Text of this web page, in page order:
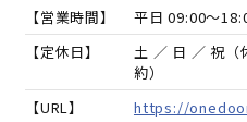
【営業時間】
平日 09:00～
【定休日】
土 ／ 日 ／ 祝（
約）
【URL】
https://